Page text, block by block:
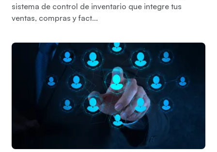
sistema de control de inventario que integre tus
ventas, compras y fact...